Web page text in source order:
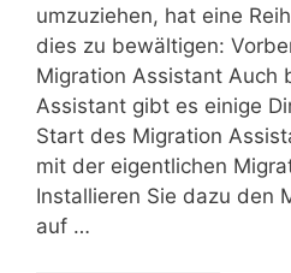
umzuziehen, hat eine
dies zu bewältigen:
Migration Assistant Auch
Assistant gibt es einige
Start des Migration
mit der eigentlichen
Installieren Sie dazu den
auf …